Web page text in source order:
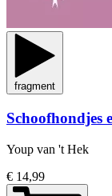
fragment
Schoofhondjes
Youp van 't Hek
€ 14,99